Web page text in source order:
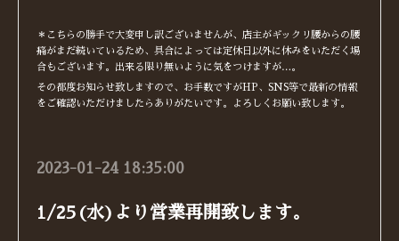
＊こちらの勝手で大変申し訳ございませんが、店主がギックリ腰からの腰
痛がまだ続いているため、具合によっては定休日以外に休みをいただく場
合もございます。出来る限り無いように気をつけますが…。
その都度お知らせ致しますので、お手数ですがHP、SNS等で最新の情報
をご確認いただけましたらありがたいです。よろしくお願い致します。
2023-01-24 18:35:00
1/25(水)より営業再開致します。